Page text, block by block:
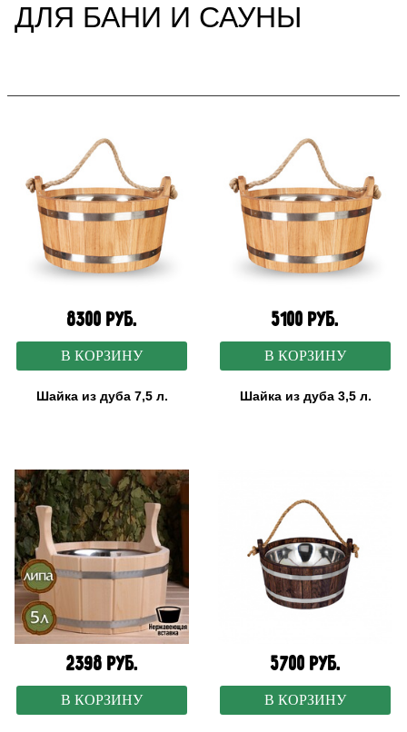
ДЛЯ БАНИ И САУНЫ
8300 руб.
В КОРЗИНУ
Шайка из дуба 7,5 л.
5100 руб.
В КОРЗИНУ
Шайка из дуба 3,5 л.
2398 руб.
В КОРЗИНУ
5700 руб.
В КОРЗИНУ